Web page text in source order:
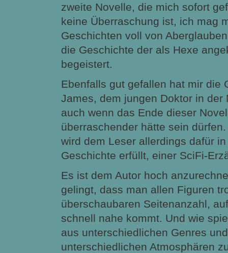
zweite Novelle, die mich sofort
keine Überraschung ist, ich mag
Geschichten voll von
die Geschichte der als Hexe
begeistert.
Ebenfalls gut gefallen hat mir die
James, dem jungen Doktor in der
auch wenn das Ende dieser
überraschender hätte sein
wird dem Leser allerdings dafür
Geschichte erfüllt, einer SciFi-
Es ist dem Autor hoch
gelingt, dass man allen Figuren
überschaubaren Seitenanzahl,
schnell nahe kommt. Und wie
aus unterschiedlichen Genres
unterschiedlichen Atmosphären